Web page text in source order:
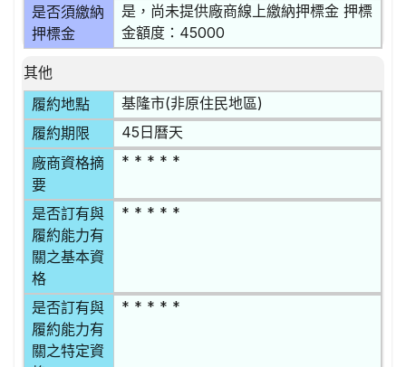
是否須繳納
押標金
是，尚未提供廠商線上繳納押標金 押標
金額度：45000
其他
履約地點
基隆市(非原住民地區)
履約期限 45日曆天
廠商資格摘
要
* * * * *
是否訂有與
履約能力有
關之基本資
格
* * * * *
是否訂有與
履約能力有
關之特定資
* * * * *